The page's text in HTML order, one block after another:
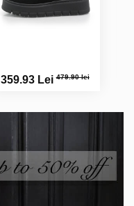
359.93 Lei479.90 lei